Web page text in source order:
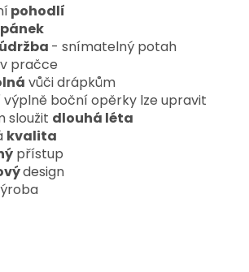
pohodlí
- snímatelný potah
pračce
vůči drápkům
boční opěrky lze upravit
sloužit dlouhá léta
kvalita
přístup
design